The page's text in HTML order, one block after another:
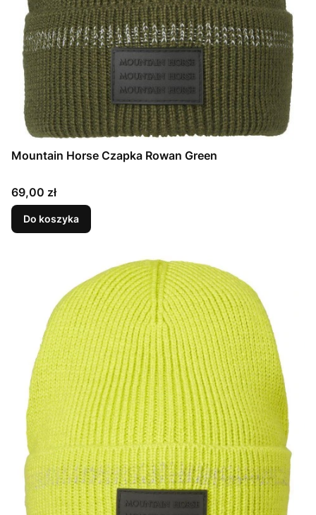
Mountain Horse Czapka Rowan Green
Cena
69,00 zł
Do koszyka